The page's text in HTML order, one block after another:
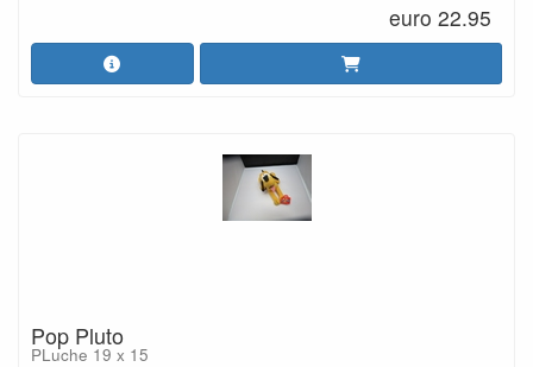
euro 22.95
Pop Pluto
PLuche 19 x 15